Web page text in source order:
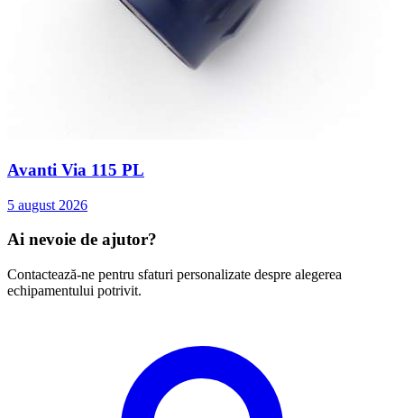
Avanti Via 115 PL
5 august 2026
Ai nevoie de ajutor?
Contactează-ne pentru sfaturi personalizate despre alegerea
echipamentului potrivit.